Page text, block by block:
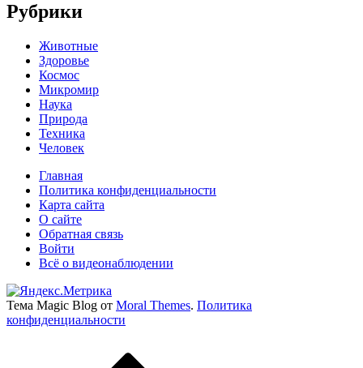
Рубрики
Животные
Здоровье
Космос
Микромир
Наука
Природа
Техника
Человек
Главная
Политика конфиденциальности
Карта сайта
О сайте
Обратная связь
Войти
Всё о видеонаблюдении
Тема Magic Blog от Moral Themes. Политика
конфиденциальности